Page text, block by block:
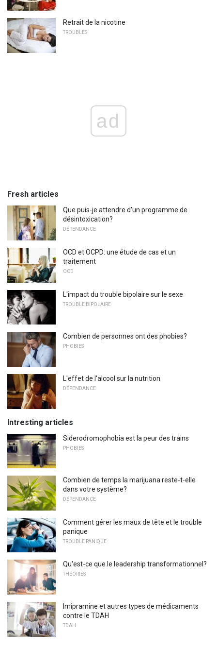
Retrait de la nicotine
TROUBLES
ad
Fresh articles
Que puis-je attendre d'un programme de
désintoxication?
DÉPENDANCE
OCD et OCPD: une étude de cas et un
traitement
OCD
L'impact du trouble bipolaire sur le sexe
TROUBLE BIPOLAIRE
Combien de personnes ont des phobies?
PHOBIES
L'effet de l'alcool sur la nutrition
DÉPENDANCE
Intresting articles
Siderodromophobia est la peur des trains
PHOBIES
Combien de temps la marijuana reste-t-elle
dans votre système?
DÉPENDANCE
Comment gérer les maux de tête et le trouble
panique
TROUBLE PANIQUE
Qu'est-ce que le leadership transformationnel?
THÉORIES
Imipramine et autres types de médicaments
contre le TDAH
TDAH